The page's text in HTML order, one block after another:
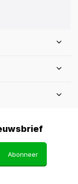
Abonneer